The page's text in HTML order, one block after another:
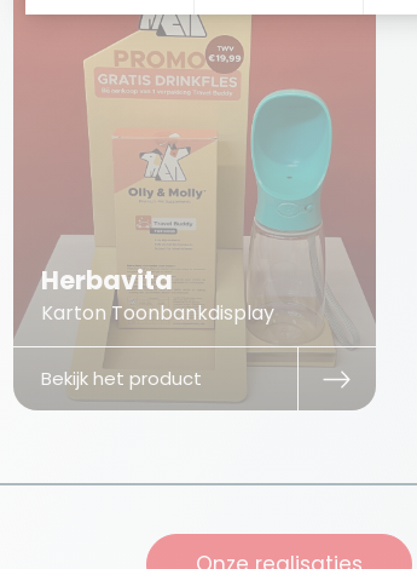
Herbavita
Karton Toonbankdisplay
Bekijk het product